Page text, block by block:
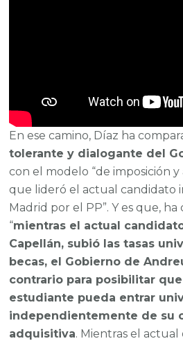
En ese camino, Díaz ha
tolerante y dialogante del
con el modelo “de imposición
que lideró el actual candidato
Madrid por el PP”. Y es que,
“mientras el actual
Capellán, subió las tasas
becas, el Gobierno de
contrario para posibilitar
estudiante pueda entrar
independientemente de su
adquisitiva. Mientras el